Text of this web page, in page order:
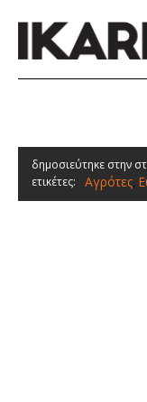
δημοσιεύτηκε στην
ετικέτες: Αγρότες,